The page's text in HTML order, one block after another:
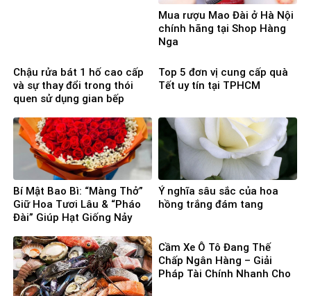
Mua rượu Mao Đài ở Hà Nội
chính hãng tại Shop Hàng
Nga
Chậu rửa bát 1 hố cao cấp
và sự thay đổi trong thói
quen sử dụng gian bếp
Top 5 đơn vị cung cấp quà
Tết uy tín tại TPHCM
Bí Mật Bao Bì: “Màng Thở”
Giữ Hoa Tươi Lâu & “Pháo
Đài” Giúp Hạt Giống Nảy
Ý nghĩa sâu sắc của hoa
hồng trắng đám tang
Cầm Xe Ô Tô Đang Thế
Chấp Ngân Hàng – Giải
Pháp Tài Chính Nhanh Cho